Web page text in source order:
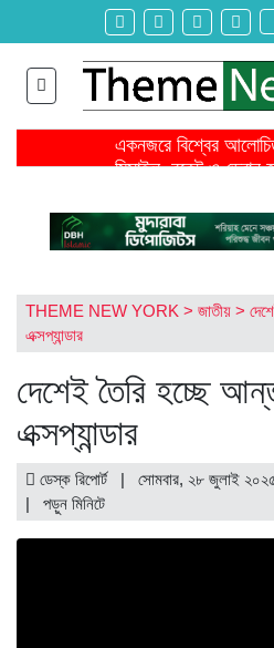
একনজরে বিশ্বের
মিসাইল, রকেট ও ড্রোন
ঐকমত্য কমিশনের বৈঠক
এনসিপির সমাবেশে
তৌকিরের সাথে সেদিন কী
বহিষ্কৃত ২ ছাত্রদল নেতা
THEME NEW YORK > জাতীয় >
এক্সপ্যান্ডার
দেশেই তৈরি হচ্ছে
এক্সপ্যান্ডার
ডেস্ক রিপোর্ট | সোমবার, ২৮ জুলাই
| পড়ুন মিনিটে